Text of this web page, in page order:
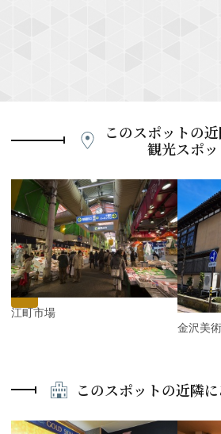
このスポットの
観光スポッ
P
r
e
v
i
o
u
s
近江町市場
金沢美
このスポットの近隣